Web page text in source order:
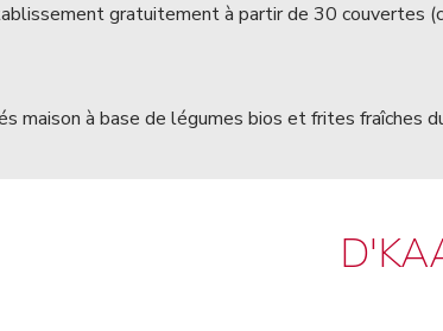
gratuitement à partir de 30 couvertes
maison à base de légumes bios et frites fraîches